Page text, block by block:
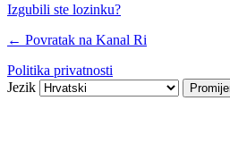
Izgubili ste lozinku?
← Povratak na Kanal Ri
Politika privatnosti
Jezik